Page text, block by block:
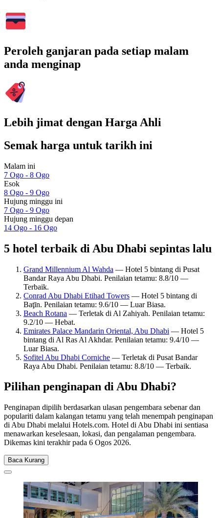
Peroleh ganjaran pada setiap malam
anda menginap
Lebih jimat dengan Harga Ahli
Semak harga untuk tarikh ini
Malam ini
7 Ogo - 8 Ogo
Esok
8 Ogo - 9 Ogo
Hujung minggu ini
7 Ogo - 9 Ogo
Hujung minggu depan
14 Ogo - 16 Ogo
5 hotel terbaik di Abu Dhabi sepintas lalu
Grand Millennium Al Wahda — Hotel 5 bintang di Pusat
Bandar Raya Abu Dhabi. Penilaian tetamu: 8.8/10 —
Terbaik.
Conrad Abu Dhabi Etihad Towers — Hotel 5 bintang di
Baţīn. Penilaian tetamu: 9.6/10 — Luar Biasa.
Beach Rotana — Terletak di Al Zahiyah. Penilaian tetamu:
9.2/10 — Hebat.
Emirates Palace Mandarin Oriental, Abu Dhabi — Hotel 5
bintang di Al Ras Al Akhdar. Penilaian tetamu: 9.4/10 —
Luar Biasa.
Sofitel Abu Dhabi Corniche — Terletak di Pusat Bandar
Raya Abu Dhabi. Penilaian tetamu: 8.8/10 — Terbaik.
Pilihan penginapan di Abu Dhabi?
Penginapan dipilih berdasarkan ulasan pengembara sebenar dan
populariti dalam kalangan tetamu yang telah menempah penginapan
di Abu Dhabi melalui Hotels.com. Hotel di Abu Dhabi ini sentiasa
menawarkan keselesaan, lokasi, dan pengalaman pengembara.
Dikemas kini terakhir pada 6 Ogos 2026.
Baca Kurang